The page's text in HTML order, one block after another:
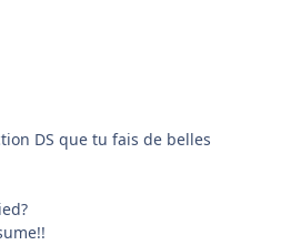
DS que tu fais de belles